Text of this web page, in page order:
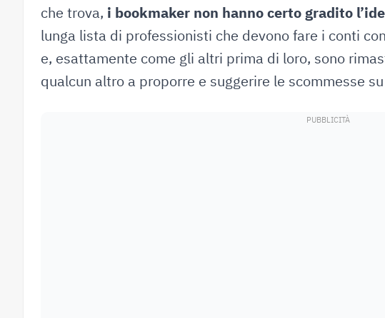
che trova, i bookmaker non hanno certo gradito
lunga lista di professionisti che devono fare i conti
e, esattamente come gli altri prima di loro, sono
qualcun altro a proporre e suggerire le scommesse